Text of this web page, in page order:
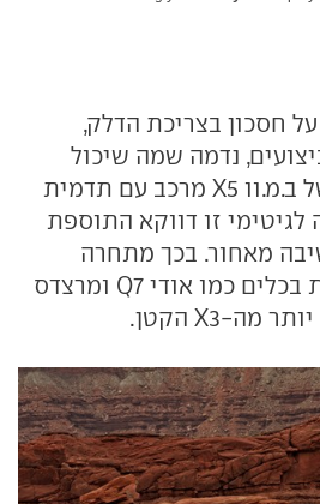
חסכון בצריכת הדלק,
נדמה שמה שיכול
לעשות את המעבר של ב.מ.וו X5 מרכב עם תדמית
לגיטימי זו דווקא התוספת
מאחור. בכך מתחרה
הב.מ.וו החדש ישירות בכלים כמו אודי Q7 ומרצדס